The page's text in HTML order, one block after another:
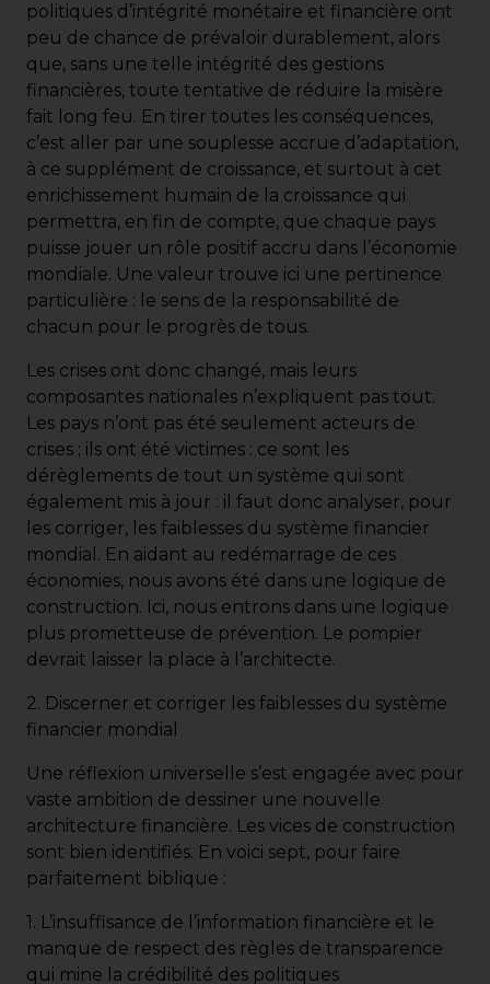
politiques d’intégrité monétaire et financière ont
peu de chance de prévaloir durablement, alors
que, sans une telle intégrité des gestions
financières, toute tentative de réduire la misère
fait long feu. En tirer toutes les conséquences,
c’est aller par une souplesse accrue d’adaptation,
à ce supplément de croissance, et surtout à cet
enrichissement humain de la croissance qui
permettra, en fin de compte, que chaque pays
puisse jouer un rôle positif accru dans l’économie
mondiale. Une valeur trouve ici une pertinence
particulière : le sens de la responsabilité de
chacun pour le progrès de tous.
Les crises ont donc changé, mais leurs
composantes nationales n’expliquent pas tout.
Les pays n’ont pas été seulement acteurs de
crises ; ils ont été victimes : ce sont les
dérèglements de tout un système qui sont
également mis à jour : il faut donc analyser, pour
les corriger, les faiblesses du système financier
mondial. En aidant au redémarrage de ces
économies, nous avons été dans une logique de
construction. Ici, nous entrons dans une logique
plus prometteuse de prévention. Le pompier
devrait laisser la place à l’architecte.
2. Discerner et corriger les faiblesses du système
financier mondial
Une réflexion universelle s’est engagée avec pour
vaste ambition de dessiner une nouvelle
architecture financière. Les vices de construction
sont bien identifiés. En voici sept, pour faire
parfaitement biblique :
1. L’insuffisance de l’information financière et le
manque de respect des règles de transparence
qui mine la crédibilité des politiques